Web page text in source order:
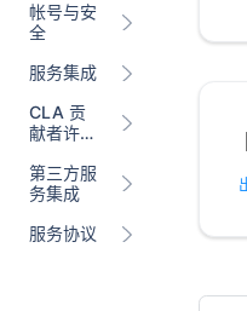
帐号与安
全
服务集成
CLA 贡
献者许可
第三方服
务集成
服务协议